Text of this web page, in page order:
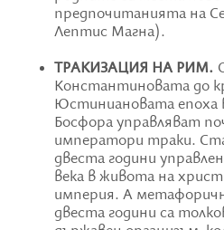
предпочитанията на
Лептис Магна).
ТРАКИЗАЦИЯ НА РИМ.
Константиновата до
Юстиниановата епоха
Босфора управляват
императори траки.
двеста години
века в живота на
империя. А
двеста години са